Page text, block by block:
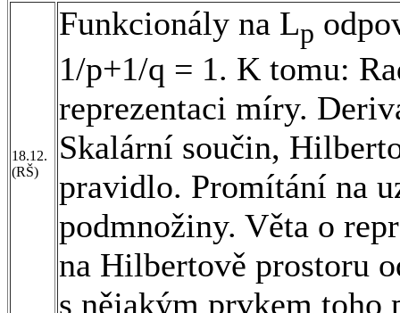
18.12.
(RŠ)
Funkcionály na Lp
1/p+1/q = 1. K tomu:
reprezentaci míry.
Skalární součin,
pravidlo. Promítání na
podmnožiny. Věta o
na Hilbertově prostoru
s nějakým prvkem toho